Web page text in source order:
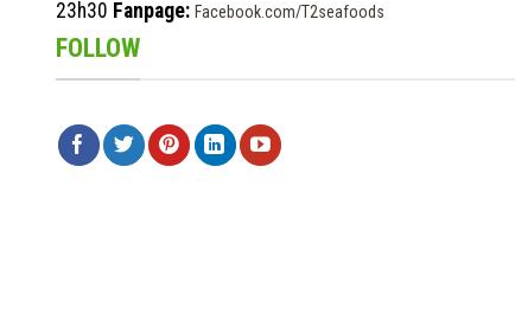
23h30 Fanpage: Facebook.com/T2seafoods
FOLLOW